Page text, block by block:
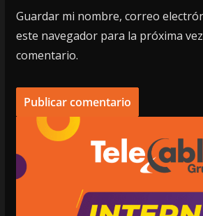
Guardar mi nombre, correo
este navegador para la próxima
comentario.